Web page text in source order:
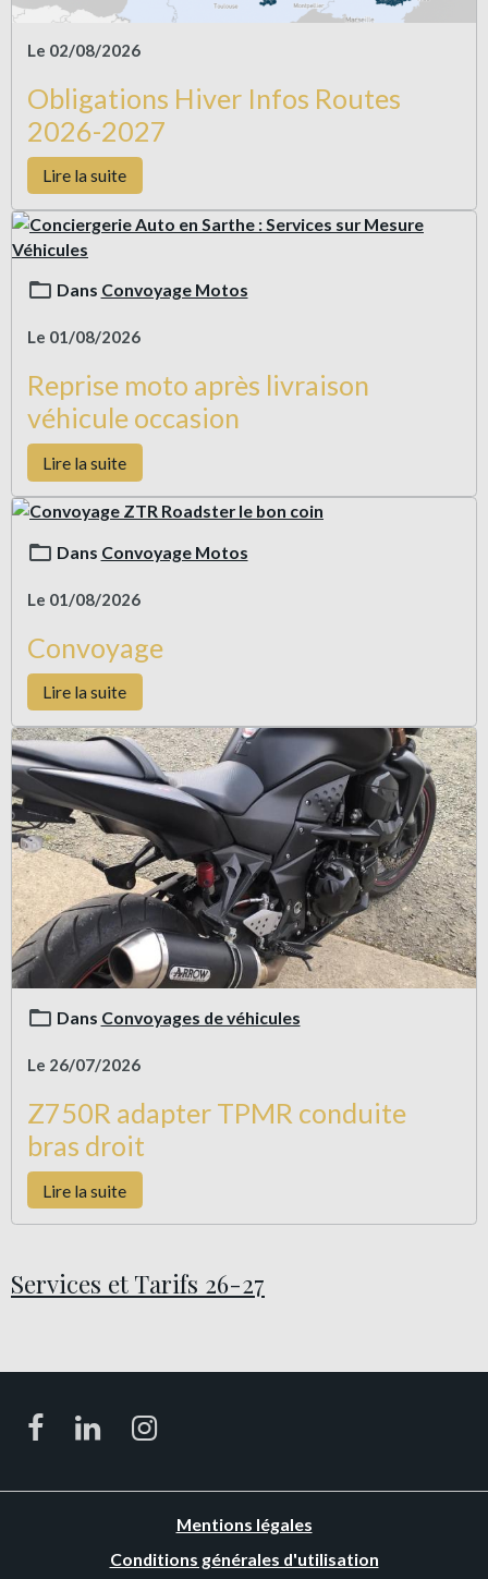
Le 02/08/2026
Obligations Hiver Infos Routes
2026-2027
Lire la suite
Dans Convoyage Motos
Le 01/08/2026
Reprise moto après livraison
véhicule occasion
Lire la suite
Dans Convoyage Motos
Le 01/08/2026
Convoyage
Lire la suite
Dans Convoyages de véhicules
Le 26/07/2026
Z750R adapter TPMR conduite
bras droit
Lire la suite
Services et Tarifs 26-27
Mentions légales
Conditions générales d'utilisation